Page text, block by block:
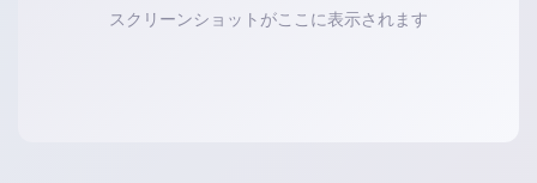
スクリーンショットがここに表示されます